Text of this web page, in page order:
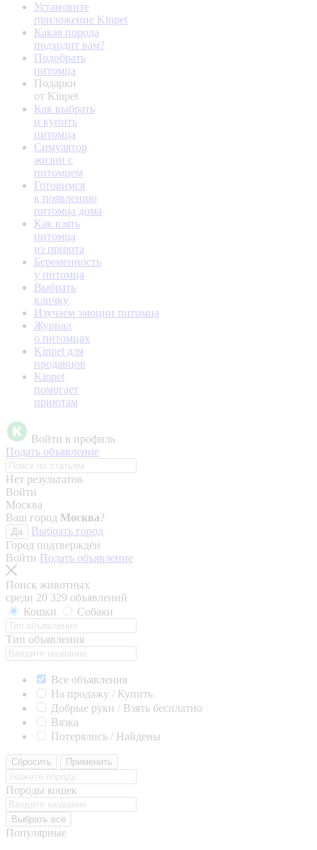
Установите
приложение Kinpet
Какая порода
подходит вам?
Подобрать
питомца
Подарки
от Kinpet
Как выбрать
и купить
питомца
Симулятор
жизни с
питомцем
Готовимся
к появлению
питомца дома
Как взять
питомца
из приюта
Беременность
у питомца
Выбрать
кличку
Изучаем эмоции питомца
Журнал
о питомцах
Kinpet для
продавцов
Kinpet
помогает
приютам
Войти в профиль
Подать объявление
Нет результатов
Войти
Москва
Ваш город Москва?
Да
Выбрать город
Город подтверждён
Войти Подать объявление
Поиск животных
среди 20 329 объявлений
Кошки
Собаки
Тип объявления
Все объявления
На продажу / Купить
Добрые руки / Взять бесплатно
Вязка
Потерялись / Найдены
Сбросить Применить
Породы кошек
Выбрать все
Популярные